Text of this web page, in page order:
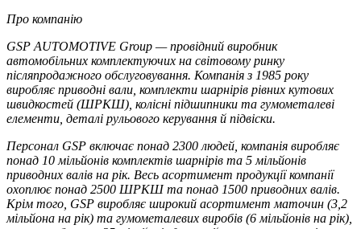
Про компанію
GSP AUTOMOTIVE Group — провідний виробник
автомобільних комплектуючих на світовому ринку
післяпродажного обслуговування. Компанія з 1985 року
виробляє приводні вали, комплекти шарнірів рівних кутових
швидкостей (ШРКШ), колісні підшипники та гумометалеві
елементи, деталі рульового керування й підвіски.
Персонал GSP включає понад 2300 людей, компанія виробляє
понад 10 мільйонів комплектів шарнірів та 5 мільйонів
приводних валів на рік. Весь асортимент продукції компанії
охоплює понад 2500 ШРКШ та понад 1500 приводних валів.
Крім того, GSP виробляє широкий асортимент маточин (3,2
мільйона на рік) та гумометалевих виробів (6 мільйонів на рік),